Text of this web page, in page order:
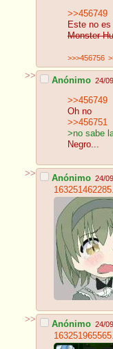
>>456749
Este no
Monster
>>>456756
>> Anónimo 24/
>>456749
Oh no
>>456751
>no sabe
Negro...
>> Anónimo 24/
>> Anónimo 24/